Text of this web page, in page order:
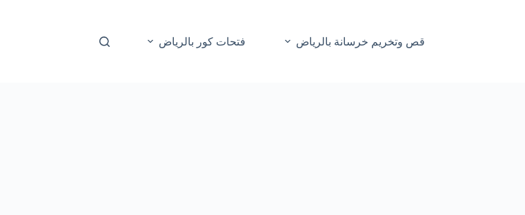
قص وتخريم خرسانة بالرياض فتحات كور بالرياض